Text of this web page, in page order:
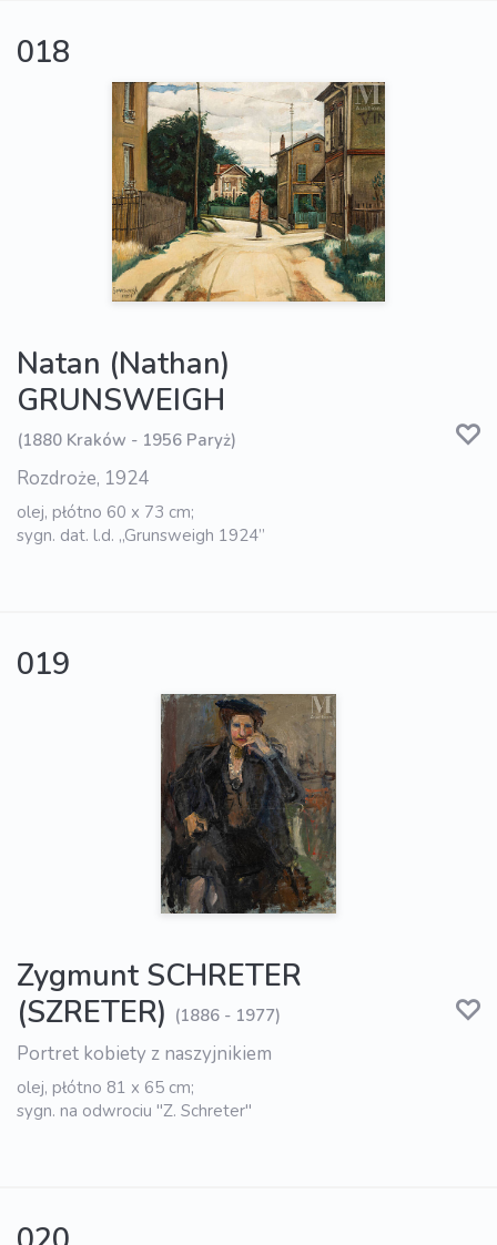
018
Natan (Nathan)
GRUNSWEIGH
(1880 Kraków - 1956 Paryż)
Rozdroże, 1924
olej, płótno 60 x 73 cm;
sygn. dat. l.d. „Grunsweigh 1924”
019
Zygmunt SCHRETER
(SZRETER) (1886 - 1977)
Portret kobiety z naszyjnikiem
olej, płótno 81 x 65 cm;
sygn. na odwrociu "Z. Schreter"